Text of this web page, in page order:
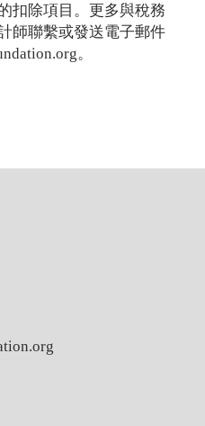
扣除項目。更多與稅務
師聯繫或發送電子郵件
。